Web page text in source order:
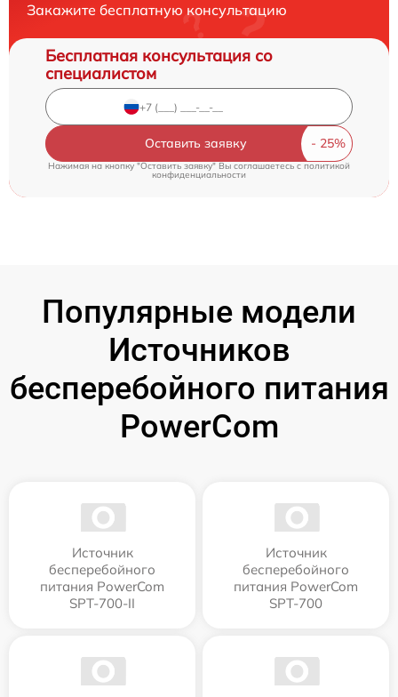
Закажите бесплатную консультацию
Бесплатная консультация со
специалистом
Оставить заявку
Нажимая на кнопку "Оставить заявку" Вы соглашаетесь cполитикой
конфиденциальности
Популярные модели
Источников
бесперебойного питания
PowerCom
Источник
бесперебойного
питания PowerCom
SPT-700-II
Источник
бесперебойного
питания PowerCom
SPT-700